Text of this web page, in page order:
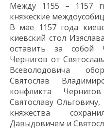
Между 1155 – 1157
княжеские междо
В мае 1157 года
киевский стол
оставить за собой
Чернигов от
Всеволодовича
Святослав
конфликта
Святославу
княжества
Давыдовичем и